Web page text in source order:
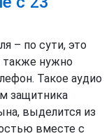
– по сути, это
также нужно
Такое аудио
защитника
выделится из
вместе с